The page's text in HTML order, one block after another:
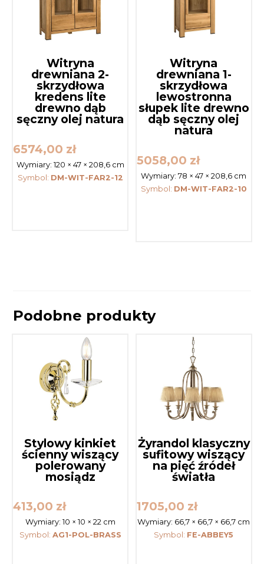
Witryna
drewniana 2-
skrzydłowa
kredens lite
drewno dąb
sęczny olej natura
6574,00 zł
Wymiary: 120 × 47 × 208,6 cm
Symbol: DM-WIT-FAR2-12
Witryna
drewniana 1-
skrzydłowa
lewostronna
słupek lite drewno
dąb sęczny olej
natura
5058,00 zł
Wymiary:78 × 47 × 208,6 cm
Symbol: DM-WIT-FAR2-10
Podobne produkty
Stylowy kinkiet
ścienny wiszący
polerowany
mosiądz
413,00 zł
Wymiary: 10 × 10 × 22 cm
Symbol: AG1-POL-BRASS
Żyrandol klasyczny
sufitowy wiszący
na pięć źródeł
światła
1705,00 zł
Wymiary: 66,7 × 66,7 × 66,7 cm
Symbol: FE-ABBEY5